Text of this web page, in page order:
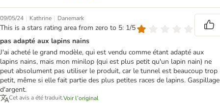
09/05/24 | Kathrine | Danemark
This is a stars rating area from zero to 5: 1/5
pas adapté aux lapins nains
J'ai acheté le grand modèle, qui est vendu comme étant adapté aux
lapins nains, mais mon minilop (qui est plus petit qu'un lapin nain) ne
peut absolument pas utiliser le produit, car le tunnel est beaucoup trop
petit, même si elle fait partie des plus petites races de lapins. Gaspillage
d'argent.
Cet avis a été traduit.Voir l’original